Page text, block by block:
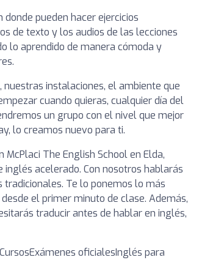
pueden hacer ejercicios
de texto y los audios de las lecciones
lo aprendido de manera cómoda y
nuestras instalaciones, el ambiente que
cuando quieras, cualquier día del
un grupo con el nivel que mejor
lo creamos nuevo para ti.
The English School en Elda,
acelerado. Con nosotros hablarás
Te lo ponemos lo más
el primer minuto de clase. Además,
traducir antes de hablar en inglés,
oficialesInglés para